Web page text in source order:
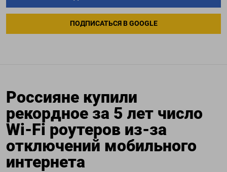
ПОДПИСАТЬСЯ В GOOGLE
Россияне купили
рекордное за 5 лет число
Wi-Fi роутеров из-за
отключений мобильного
интернета